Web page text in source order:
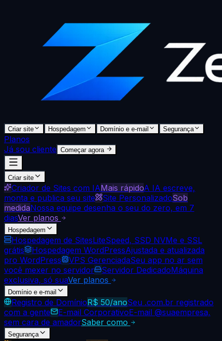
Criar site Hospedagem Domínio e e-mail Segurança
Planos
Já sou cliente Começar agora
Criar site
Criador de Sites com IAMais rápidoA IA escreve,
monta e publica seu site
Site PersonalizadoSob
medidaNossa equipe desenha o seu do zero, em 7
diasVer planos
Hospedagem
Hospedagem de SitesLiteSpeed, SSD NVMe e SSL
grátis
Hospedagem WordPressAjustada e atualizada
pro WordPress
VPS GerenciadaSeu app no ar sem
você mexer no servidor
Servidor DedicadoMáquina
exclusiva, só suaVer planos
Domínio e e-mail
Registro de DomínioR$ 50/anoSeu .com.br registrado
com a gente
E-mail CorporativoE-mail @suaempresa,
sem cara de amadorSaber como
Segurança